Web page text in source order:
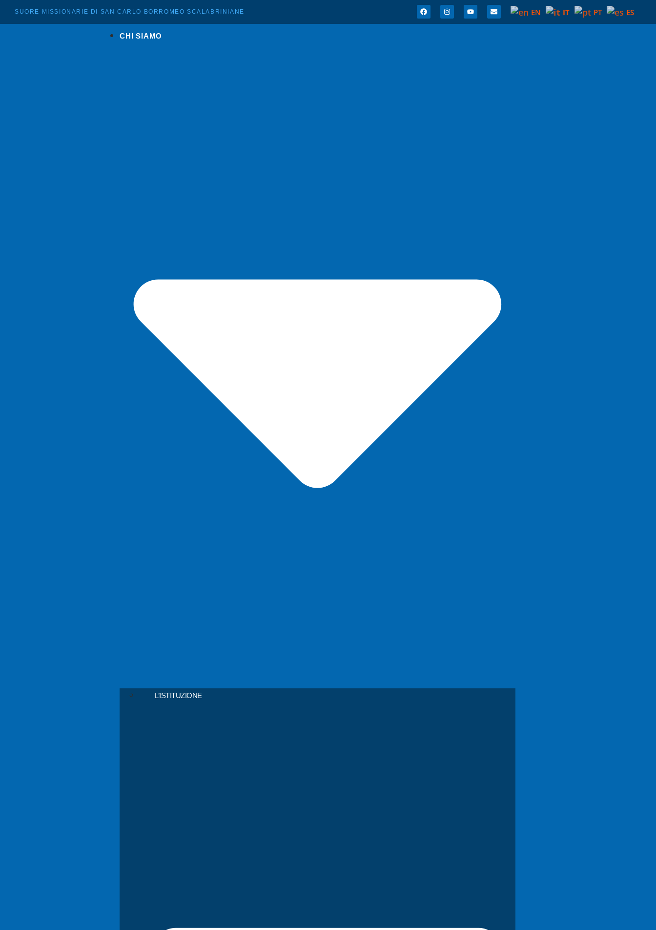
SUORE MISSIONARIE DI SAN CARLO BORROMEO SCALABRINIANE EN IT PT ES
CHI SIAMO
L’ISTITUZIONE